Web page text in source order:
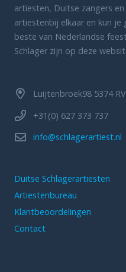
artiesten, Duitse zangers
artiestenbij elkaar en kun je
beste van Nederlandse
Schlager zijn op deze
Luijtenbroek98 5374
+31(0) 627 373 737
info@schlagerartiest.nl
Duitse Schlagerartiesten
Artiestenbureau
Klantbeoordelingen
Contact